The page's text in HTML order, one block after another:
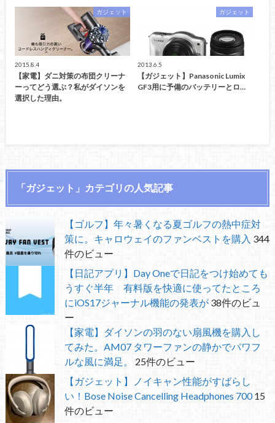
ガジェット
2015.8.4
【家電】ダニ対策の布団クリーナ
ーってどう選ぶ？私がダイソンを
選択した理由。
ガジェット
2013.6.5
【ガジェット】Panasonic Lumix
GF3用に予備のバッテリーとロ…
「ガジェット」カテゴリの人気記事
【ゴルフ】年々暑くなる夏ゴルフの熱中症対
策に。キャロウェイのファンベストを購入 344
件のビュー
【日記アプリ】Day Oneで日記をつけ始めても
うすぐ半年 有料版を快適に使ってたところ
にiOS17ジャーナル機能の発表が 38件のビュ
ー
【家電】ダイソンの羽のない扇風機を購入し
てみた。AM07 タワーファンの静かでパワフ
ルな風に満足。
25件のビュー
【ガジェット】ノイキャン性能がすばらし
い！Bose Noise Cancelling Headphones 700 15
件のビュー